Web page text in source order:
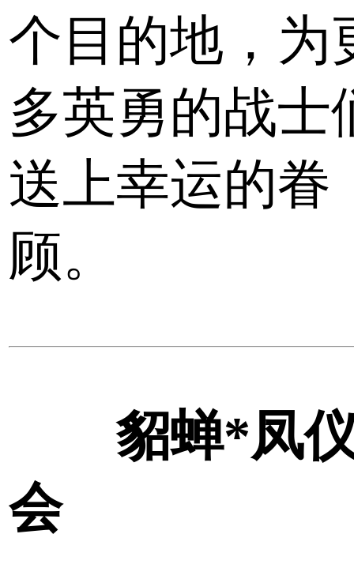
个目的地，为
多英勇的战士
送上幸运的眷
顾。
貂蝉*凤
会